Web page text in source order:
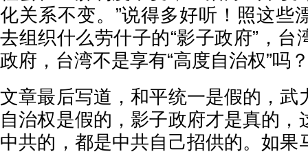
化关系不变。”说得多好听！照这些
去组织什么劳什子的“影子政府”，台
政府，台湾不是享有“高度自治权”吗
文章最后写道，和平统一是假的，武
自治权是假的，影子政府才是真的，
中共的，都是中共自己招供的。如果